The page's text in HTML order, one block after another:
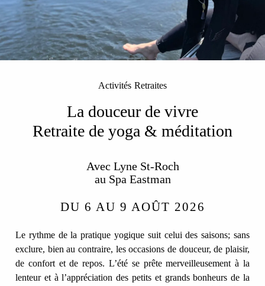
Activités Retraites
La douceur de vivre
Retraite de yoga & méditation
Avec Lyne St-Roch
au Spa Eastman
DU 6 AU 9 AOÛT 2026
Le rythme de la pratique yogique suit celui des saisons; sans
exclure, bien au contraire, les occasions de douceur, de plaisir,
de confort et de repos. L’été se prête merveilleusement à la
lenteur et à l’appréciation des petits et grands bonheurs de la